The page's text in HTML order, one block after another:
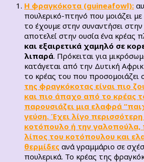
Η φραγκόκοτα (guineafowl):
πουλερικό-πτηνό που μοιάζει
το έχουμε στην συναντήσει
αποτελεί στην ουσία ένα κρέας
και εξαιρετικά χαμηλό σε
λιπαρά. Πρόκειται για
κατάγεται από την Δυτική
το κρέας του που προσομοιάζει
της φραγκόκοτας είναι πιο
και πιο άπαχο από το κρέας
παρουσιάζει μια ελαφρά
γεύση. Έχει λίγο
κοτόπουλο ή την γαλοπούλα,
λίπος του κοτόπουλου και
θερμίδες ανά γραμμάριο σε
πουλερικά. Το κρέας της